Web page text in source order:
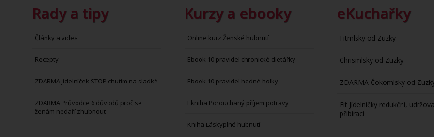
Rady a tipy
Články a videa
Recepty
ZDARMA Jídelníček STOP chutím na sladké
ZDARMA Průvodce 6 důvodů proč se
ženám nedaří zhubnout
Kurzy a ebooky
Online kurz Ženské hubnutí
Ebook 10 pravidel chronické dietářky
Ebook 10 pravidel hodné holky
Ekniha Porouchaný příjem potravy
Kniha Láskyplné hubnutí
eKuchařky
Fitmlsky od Zuzky
Chrismlsky od Zuzky
ZDARMA Čokomlsky od
Fit Jídelníčky redukční,
přibírací